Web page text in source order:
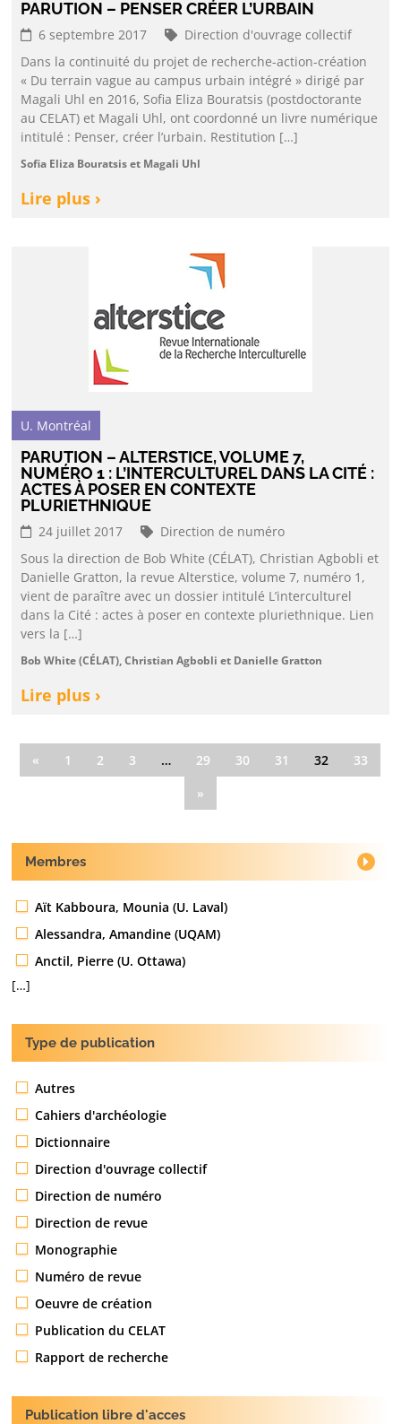
PARUTION – PENSER CRÉER L’URBAIN
6 septembre 2017
Direction d'ouvrage collectif
Dans la continuité du projet de recherche-action-création
« Du terrain vague au campus urbain intégré » dirigé par
Magali Uhl en 2016, Sofia Eliza Bouratsis (postdoctorante
au CELAT) et Magali Uhl, ont coordonné un livre numérique
intitulé : Penser, créer l’urbain. Restitution […]
Sofia Eliza Bouratsis et Magali Uhl
Lire plus ›
U. Montréal
PARUTION – ALTERSTICE, VOLUME 7,
NUMÉRO 1 : L’INTERCULTUREL DANS LA CITÉ :
ACTES À POSER EN CONTEXTE
PLURIETHNIQUE
24 juillet 2017
Direction de numéro
Sous la direction de Bob White (CÉLAT), Christian Agbobli et
Danielle Gratton, la revue Alterstice, volume 7, numéro 1,
vient de paraître avec un dossier intitulé L’interculturel
dans la Cité : actes à poser en contexte pluriethnique. Lien
vers la […]
Bob White (CÉLAT), Christian Agbobli et Danielle Gratton
Lire plus ›
« 1 2 3 … 29 30 31 32
33
»
Membres
Aït Kabboura, Mounia (U. Laval)
Alessandra, Amandine (UQAM)
Anctil, Pierre (U. Ottawa)
[…]
Type de publication
Autres
Cahiers d'archéologie
Dictionnaire
Direction d'ouvrage collectif
Direction de numéro
Direction de revue
Monographie
Numéro de revue
Oeuvre de création
Publication du CELAT
Rapport de recherche
Publication libre d'acces